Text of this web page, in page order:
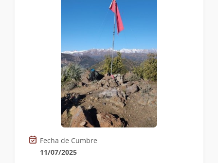
Fecha de Cumbre
11/07/2025